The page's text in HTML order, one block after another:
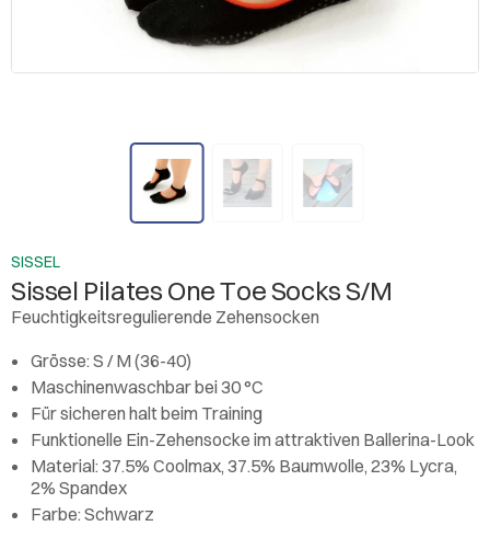
SISSEL
Sissel Pilates One Toe Socks S/M
Feuchtigkeitsregulierende Zehensocken
Grösse: S / M (36-40)
Maschinenwaschbar bei 30 °C
Für sicheren halt beim Training
Funktionelle Ein-Zehensocke im attraktiven Ballerina-Look
Material: 37.5% Coolmax, 37.5% Baumwolle, 23% Lycra,
2% Spandex
Farbe: Schwarz